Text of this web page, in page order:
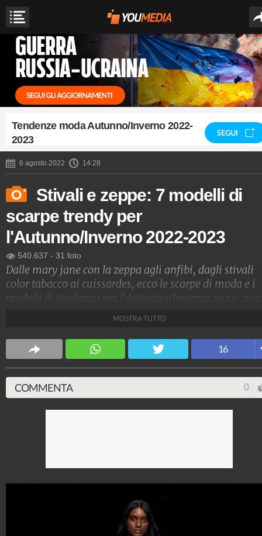
Tendenze moda Autunno/Inverno 2022-
2023
SEGUI
6 agosto 2022 14:28
Stivali e zeppe: 7 modelli di
scarpe trendy per
l'Autunno/Inverno 2022-2023
540.637 - 31 foto
Dalle mary jane con la zeppa agli anfibi, dagli stivali
color tabacco ai cuissardes, ecco le scarpe di moda e i
modelli di tendenza per l'Autunno/Inverno 2022-
MOSTRA TUTTO
16
COMMENTA 0